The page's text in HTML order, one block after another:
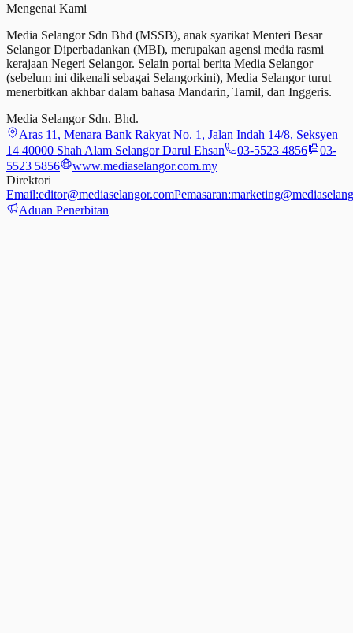
Mengenai Kami
Media Selangor Sdn Bhd (MSSB), anak syarikat Menteri Besar
Selangor Diperbadankan (MBI), merupakan agensi media rasmi
kerajaan Negeri Selangor. Selain portal berita Media Selangor
(sebelum ini dikenali sebagai Selangorkini), Media Selangor turut
menerbitkan akhbar dalam bahasa Mandarin, Tamil, dan Inggeris.
Media Selangor Sdn. Bhd.
Aras 11, Menara Bank Rakyat No. 1, Jalan Indah 14/8, Seksyen
14 40000 Shah Alam Selangor Darul Ehsan
03-5523 4856
03-
5523 5856
www.mediaselangor.com.my
Direktori
Email:editor@mediaselangor.comPemasaran:
Aduan Penerbitan